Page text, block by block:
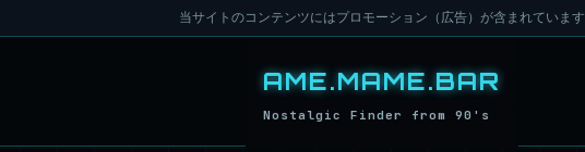
当サイトのコンテンツにはプロモーション（広告）が含まれています